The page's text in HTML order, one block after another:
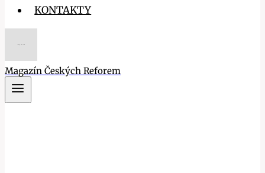
KONTAKTY
Magazín Českých Reforem